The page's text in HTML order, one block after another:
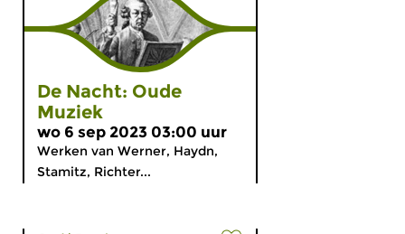
De Nacht: Oude
Muziek
wo 6 sep 2023 03:00 uur
Werken van Werner, Haydn,
Stamitz, Richter...